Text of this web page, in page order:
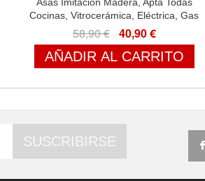
Cocinas, Vitrocerámica, Eléctrica, Gas
58,90 € 40,90 €
AÑADIR AL CARRITO
SUSCRIBIRSE